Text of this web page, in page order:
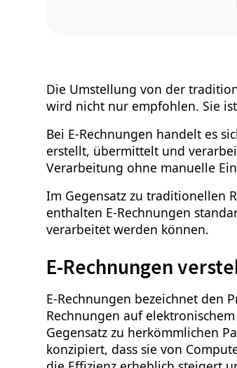
Die Umstellung von der
wird nicht nur empfohlen. Sie
Bei E-Rechnungen handelt es
erstellt, übermittelt und
Verarbeitung ohne manuelle
Im Gegensatz zu traditionellen
enthalten E-Rechnungen
verarbeitet werden können.
E-Rechnungen
E-Rechnungen bezeichnet den
Rechnungen auf
Gegensatz zu herkömmlichen
konzipiert, dass sie von